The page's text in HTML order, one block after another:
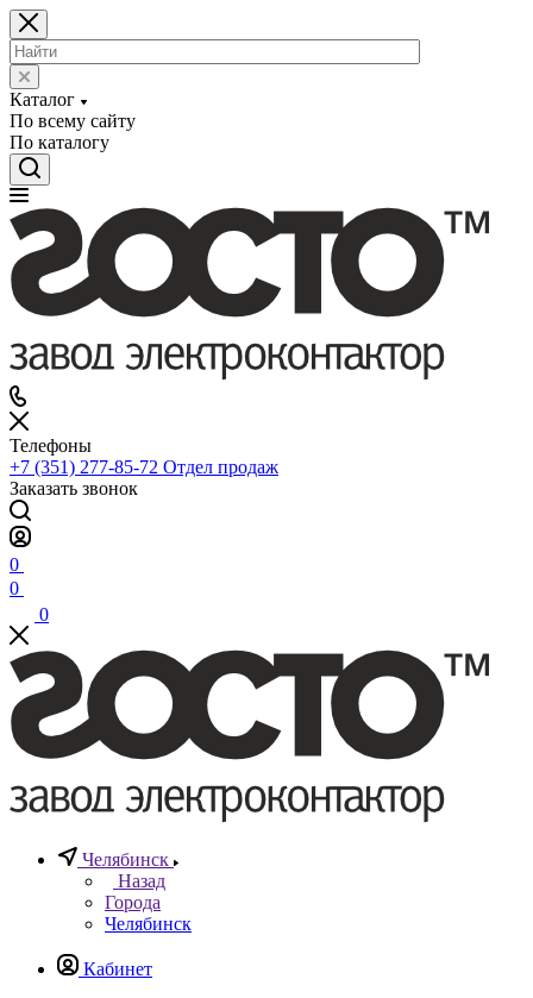
Каталог
По всему сайту
По каталогу
Телефоны
+7 (351) 277-85-72 Отдел продаж
Заказать звонок
0
0
0
Челябинск
Назад
Города
Челябинск
Кабинет